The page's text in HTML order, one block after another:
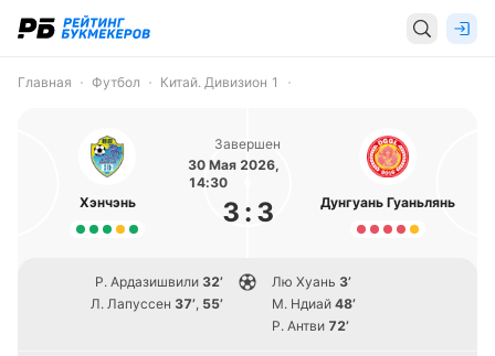
Главная Футбол Китай. Дивизион 1
Хэнчэнь
Завершен
30 Мая 2026,
14:30
3 : 3 Дунгуань Гуаньлянь
Р. Ардазишвили 32’
Л. Лапуссен 37’, 55’
Лю Хуань 3’
М. Ндиай 48’
Р. Антви 72’